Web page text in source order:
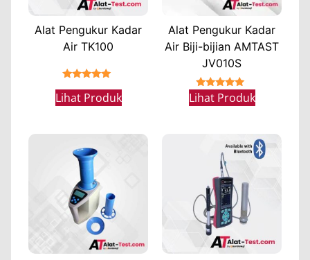
Alat Pengukur Kadar
Air TK100
Lihat Produk
Alat Pengukur Kadar
Air Biji-bijian AMTAST
JV010S
★★★★★
Lihat Produk